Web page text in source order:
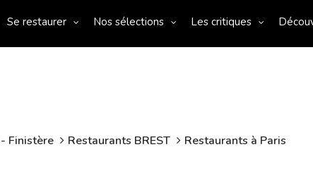
Se restaurer Nos sélections Les critiques
Finistère Restaurants BREST
Restaurants à Paris